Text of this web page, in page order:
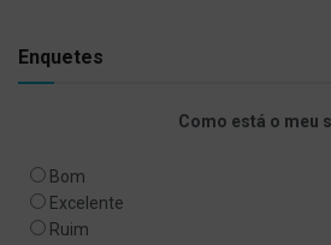
Enquetes
Como está o meu
Bom
Excelente
Ruim